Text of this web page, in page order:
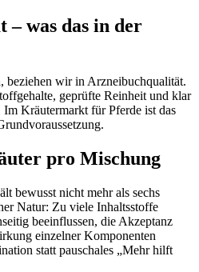
was das in der
beziehen wir in Arzneibuchqualität.
geprüfte Reinheit und klar
Im Kräutermarkt für Pferde ist das
pro Mischung
bewusst nicht mehr als sechs
Natur: Zu viele Inhaltsstoffe
beeinflussen, die Akzeptanz
einzelner Komponenten
statt pauschales „Mehr hilft